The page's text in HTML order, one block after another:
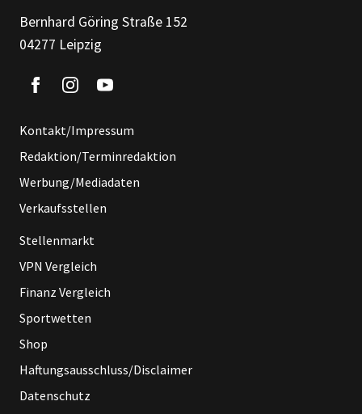
Bernhard Göring Straße 152
04277 Leipzig
Kontakt/Impressum
Redaktion/Terminredaktion
Werbung/Mediadaten
Verkaufsstellen
Stellenmarkt
VPN Vergleich
Finanz Vergleich
Sportwetten
Shop
Haftungsausschluss/Disclaimer
Datenschutz